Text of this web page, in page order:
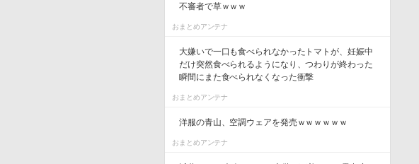
不審者で草ｗｗｗ
おまとめアンテナ
大嫌いで一口も食べられなかったトマトが、妊娠中
だけ突然食べられるようになり、つわりが終わった
瞬間にまた食べられなくなった衝撃
おまとめアンテナ
洋服の青山、空調ウェアを発売ｗｗｗｗｗｗ
おまとめアンテナ